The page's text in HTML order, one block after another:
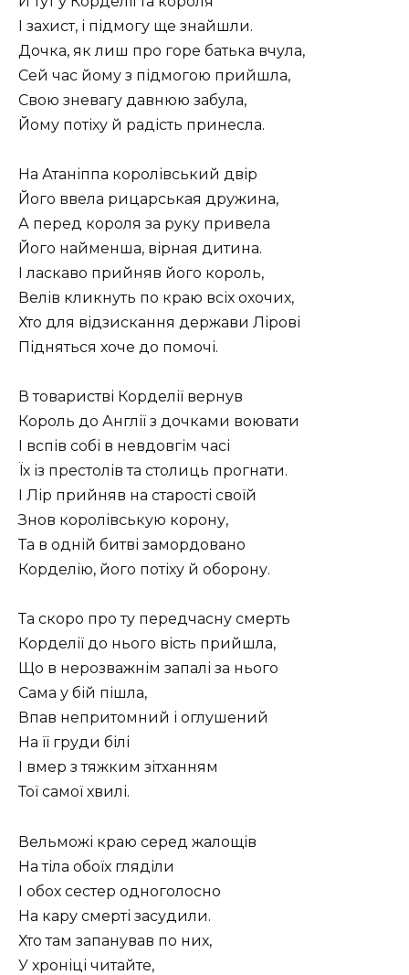
І захист, і підмогу ще знайшли.
Дочка, як лиш про горе батька вчула,
Сей час йому з підмогою прийшла,
Свою зневагу давнюю забула,
Йому потіху й радість принесла.
На Атаніппа королівський двір
Його ввела рицарськая дружина,
А перед короля за руку привела
Його найменша, вірная дитина.
І ласкаво прийняв його король,
Велів кликнуть по краю всіх охочих,
Хто для відзискання держави Лірові
Підняться хоче до помочі.
В товаристві Корделії вернув
Король до Англії з дочками воювати
І вспів собі в невдовгім часі
Їх із престолів та столиць прогнати.
І Лір прийняв на старості своїй
Знов королівськую корону,
Та в одній битві замордовано
Корделію, його потіху й оборону.
Та скоро про ту передчасну смерть
Корделії до нього вість прийшла,
Що в нерозважнім запалі за нього
Сама у бій пішла,
Впав непритомний і оглушений
На її груди білі
І вмер з тяжким зітханням
Тої самої хвилі.
Вельможі краю серед жалощів
На тіла обоїх гляділи
І обох сестер одноголосно
На кару смерті засудили.
Хто там запанував по них,
У хроніці читайте,